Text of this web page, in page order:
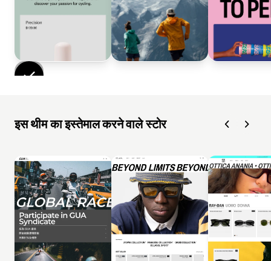
इस थीम का इस्तेमाल करने वाले स्टोर